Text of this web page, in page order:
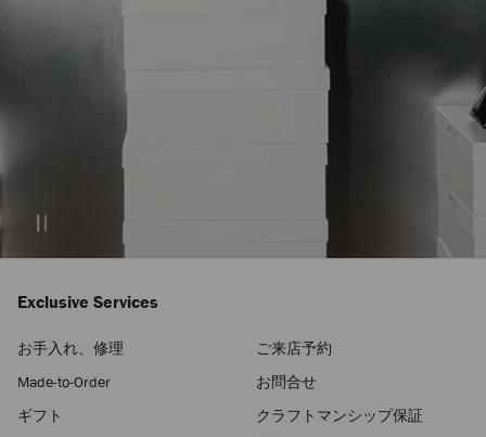
Exclusive Services
お手入れ、修理
ご来店予約
Made-to-Order
お問合せ
ギフト
クラフトマンシップ保証